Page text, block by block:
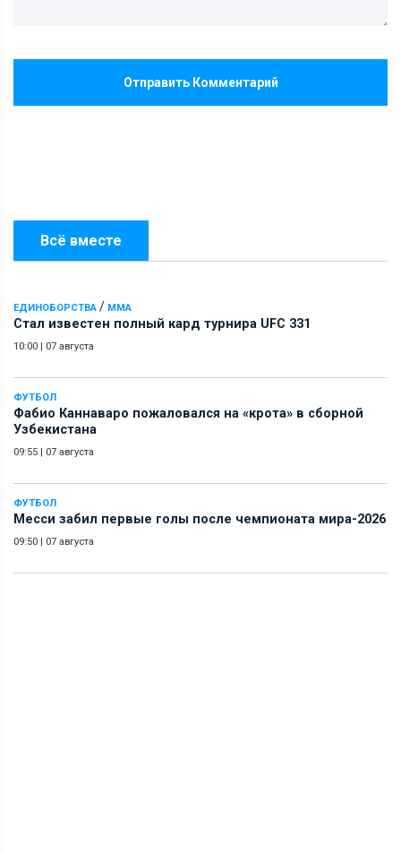
Всё вместе
ЕДИНОБОРСТВА / ММА
Стал известен полный кард турнира UFC 331
10:00 | 07 августа
ФУТБОЛ
Фабио Каннаваро пожаловался на «крота» в сборной
Узбекистана
09:55 | 07 августа
ФУТБОЛ
Месси забил первые голы после чемпионата мира-2026
09:50 | 07 августа
Отправить Комментарий